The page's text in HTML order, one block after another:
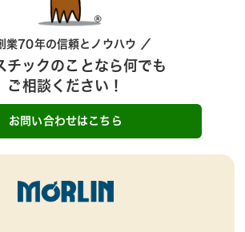
業70年の信頼とノウハウ ／
チックのことなら何でも
ご相談ください！
お問い合わせはこちら